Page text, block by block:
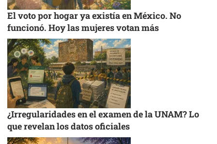
El voto por hogar ya existía en México. No
funcionó. Hoy las mujeres votan más
¿Irregularidades en el examen de la UNAM? Lo
que revelan los datos oficiales